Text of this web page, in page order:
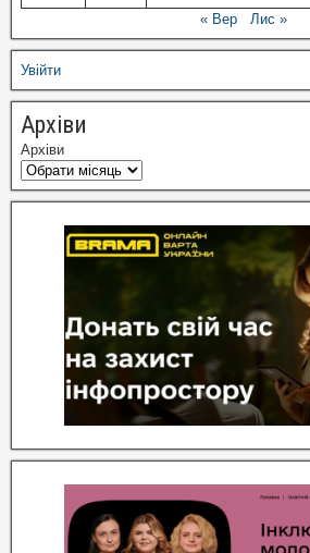
« Вер Лис »
Увійти
Архіви
Архіви